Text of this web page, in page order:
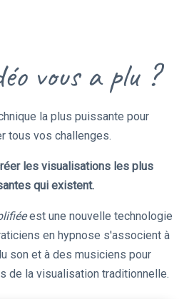
vous a plu ?
la plus puissante pour
tous vos challenges.
les visualisations les plus
qui existent.
est une nouvelle technologie
en hypnose s'associent à
son et à des musiciens pour
de la visualisation traditionnelle.